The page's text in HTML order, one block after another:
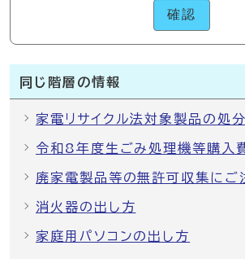
確認
同じ階層の情報
家電リサイクル法対象製品の処
令和8年度生ごみ処理機等購入
廃家電製品等の無許可収集にご
消火器の出し方
家庭用パソコンの出し方